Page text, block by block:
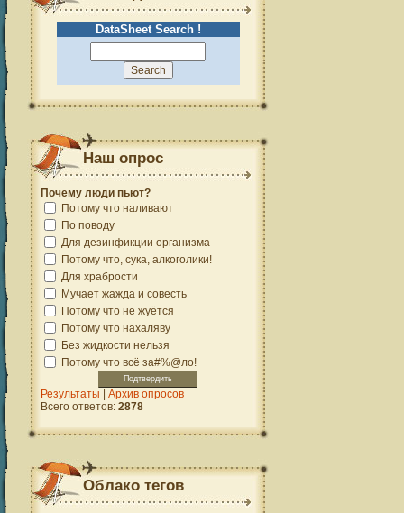
DataSheet Search !
Наш опрос
Почему люди пьют?
Потому что наливают
По поводу
Для дезинфикции организма
Потому что, сука, алкоголики!
Для храбрости
Мучает жажда и совесть
Потому что не жуётся
Потому что нахаляву
Без жидкости нельзя
Потому что всё за#%@ло!
Результаты | Архив опросов
Всего ответов: 2878
Облако тегов